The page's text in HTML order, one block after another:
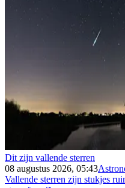
Dit zijn vallende sterren
08 augustus 2026, 05:43
Vallende sterren zijn stukjes